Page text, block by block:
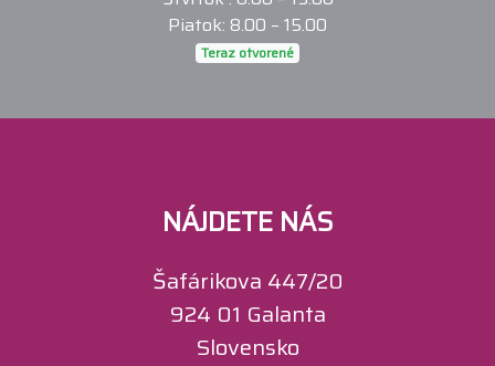
Piatok: 8.00 – 15.00
Teraz otvorené
NÁJDETE NÁS
Šafárikova 447/20
924 01 Galanta
Slovensko